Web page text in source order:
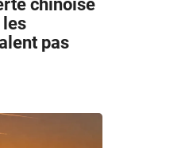
chinoise
les
pas